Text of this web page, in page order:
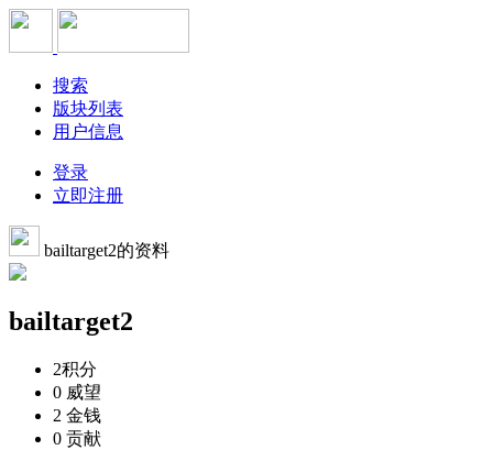
搜索
版块列表
用户信息
登录
立即注册
bailtarget2的资料
bailtarget2
2积分
0 威望
2 金钱
0 贡献